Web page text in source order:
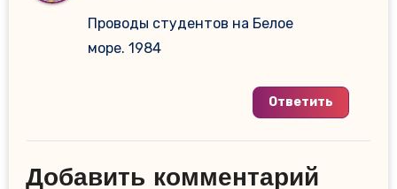
Проводы студентов на Белое
море. 1984
Ответить
Добавить комментарий